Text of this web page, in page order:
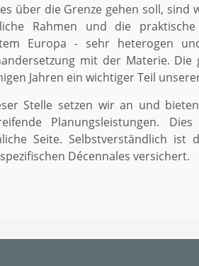
über die Grenze gehen soll, sind
Rahmen und die
Europa - sehr heterogen
mit der Materie.
Jahren ein wichtiger Teil
Stelle setzen wir an und
Planungsleistungen.
Seite. Selbstverständlich ist
Décennales versichert.